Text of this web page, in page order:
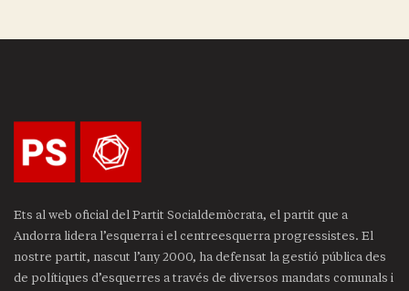
Ets al web oficial del Partit Socialdemòcrata, el partit que a
Andorra lidera l’esquerra i el centreesquerra progressistes. El
nostre partit, nascut l’any 2000, ha defensat la gestió pública des
de polítiques d’esquerres a través de diversos mandats comunals i